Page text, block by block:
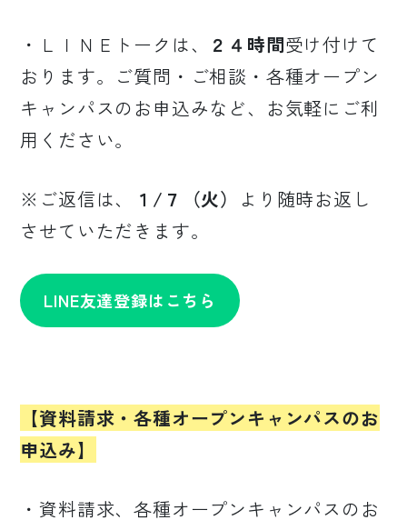
・ＬＩＮＥトークは、 ２４時間受け付けて
おります。ご質問・ご相談・各種オープン
キャンパスのお申込みなど、お気軽にご利
用ください。
※ご返信は、 １/７（火）
より随時お返し
させていただきます。
LINE友達登録はこちら
【資料請求・各種オープンキャンパスのお
申込み】
・資料請求、各種オープンキャンパスのお